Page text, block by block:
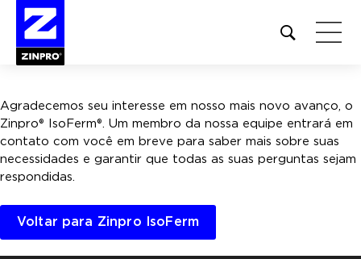
Open
site
Pesquisar
por:
Agradecemos seu interesse em nosso mais novo avanço, o
Zinpro® IsoFerm®. Um membro da nossa equipe entrará em
contato com você em breve para saber mais sobre suas
necessidades e garantir que todas as suas perguntas sejam
respondidas.
Voltar para Zinpro IsoFerm